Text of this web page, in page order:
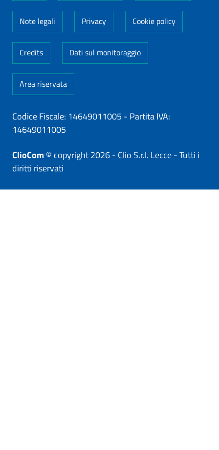
Note legali Privacy Cookie policy
Credits Dati sul monitoraggio
Area riservata
Codice Fiscale: 14649011005 - Partita IVA:
14649011005
ClioCom © copyright 2026 - Clio S.r.l. Lecce - Tutti i
diritti riservati